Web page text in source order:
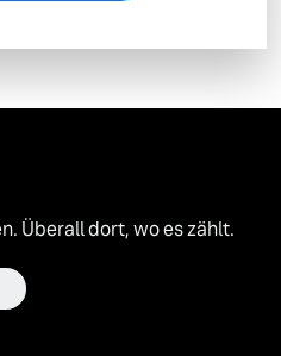
Überall dort, wo es zählt.